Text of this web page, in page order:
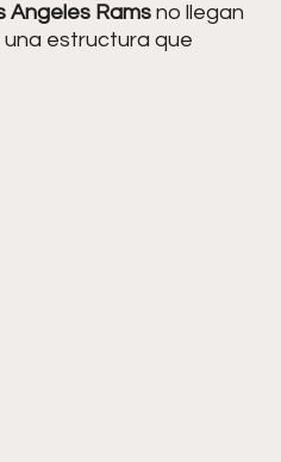
Angeles Rams no llegan
una estructura que